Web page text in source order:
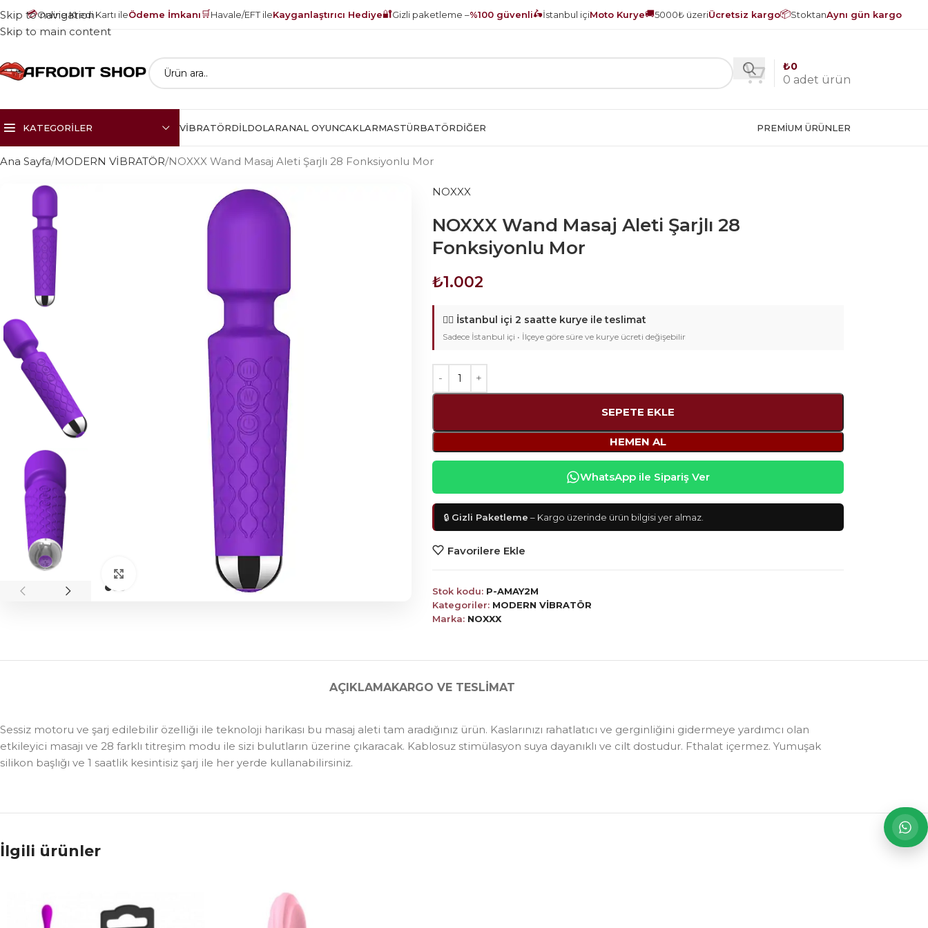
💳Online Kredi Kartı ileÖdeme İmkanı🛒Havale/EFT ileKayganlaştırıcı Hediye🔐Gizli paketleme –%100 güvenli🛵İstanbul içiMoto Kurye🚚5000₺ üzeriÜcretsiz kargo📦StoktanAynı gün kargo
Skip to navigation
Skip to main content
0 adet ürün
₺0
KATEGORILER VIBRATÖRDILDOLARANAL OYUNCAKLARMASTÜRBATÖRDIĞER PREMIUM ÜRÜNLER
Ana Sayfa MODERN VİBRATÖR NOXXX Wand Masaj Aleti Şarjlı 28 Fonksiyonlu Mor
NOXXX
NOXXX Wand Masaj Aleti Şarjlı 28
Fonksiyonlu Mor
₺1.002
🚴‍♂️ İstanbul içi 2 saatte kurye ile teslimat
Sadece İstanbul içi • İlçeye göre süre ve kurye ücreti değişebilir
SEPETE EKLE
HEMEN AL
WhatsApp ile Sipariş Ver
🔒 Gizli Paketleme – Kargo üzerinde ürün bilgisi yer almaz.
Favorilere Ekle
Stok kodu: P-AMAY2M
Kategoriler: MODERN VİBRATÖR
Marka: NOXXX
AÇIKLAMAKARGO VE TESLIMAT
Sessiz motoru ve şarj edilebilir özelliği ile teknoloji harikası bu masaj aleti tam aradığınız ürün. Kaslarınızı rahatlatıcı ve gerginliğini gidermeye yardımcı olan
etkileyici masajı ve 28 farklı titreşim modu ile sizi bulutların üzerine çıkaracak. Kablosuz stimülasyon suya dayanıklı ve cilt dostudur. Fthalat içermez. Yumuşak
silikon başlığı ve 1 saatlik kesintisiz şarj ile her yerde kullanabilirsiniz.
İlgili ürünler